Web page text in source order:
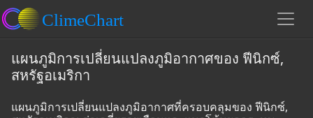
แผนภูมิการเปลี่ยนแปลงภูมิอากาศของ ฟีนิกซ์,
สหรัฐอเมริกา
แผนภูมิการเปลี่ยนแปลงภูมิอากาศที่ครอบคลุมของ ฟีนิกซ์,